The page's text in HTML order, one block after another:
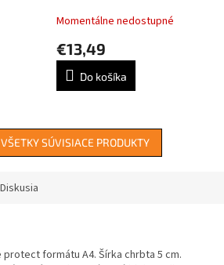
Momentálne nedostupné
€13,49
Do košíka
SÚVISIACE PRODUKTY
Diskusia
protect formátu A4. Šírka chrbta 5 cm.